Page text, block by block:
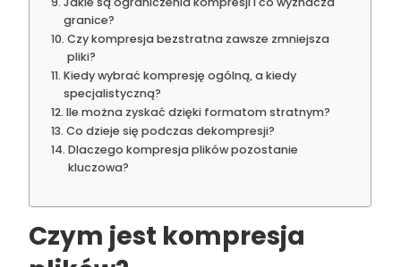
granice?
Czy kompresja bezstratna zawsze zmniejsza
pliki?
Kiedy wybrać kompresję ogólną, a kiedy
specjalistyczną?
Ile można zyskać dzięki formatom stratnym?
Co dzieje się podczas dekompresji?
Dlaczego kompresja plików pozostanie
kluczowa?
Czym jest kompresja